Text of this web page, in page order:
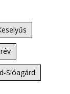
Sióagárd